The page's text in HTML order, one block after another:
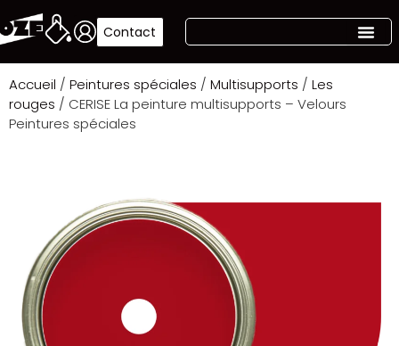
Contact
Accueil / Peintures spéciales / Multisupports / Les
rouges / CERISE La peinture multisupports – Velours
Peintures spéciales